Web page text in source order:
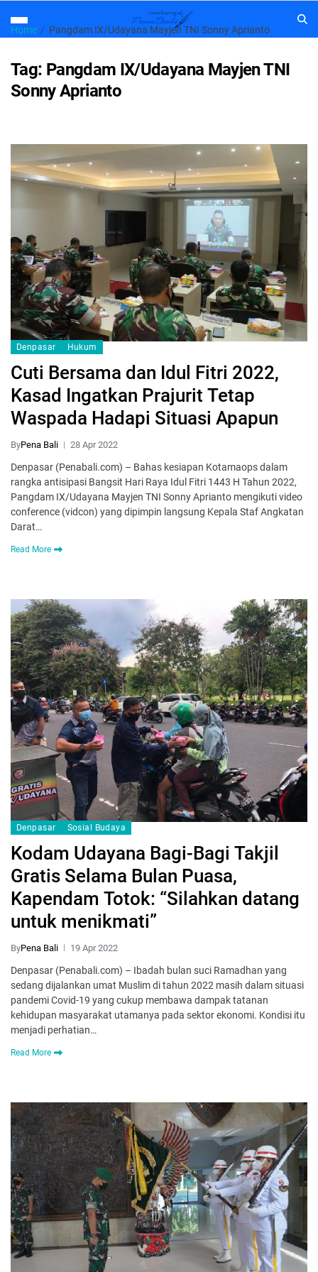
Home Pangdam IX/Udayana Mayjen TNI Sonny Aprianto
Tag: Pangdam IX/Udayana Mayjen TNI
Sonny Aprianto
Denpasar Hukum
Cuti Bersama dan Idul Fitri 2022,
Kasad Ingatkan Prajurit Tetap
Waspada Hadapi Situasi Apapun
ByPena Bali 28 Apr 2022
Denpasar (Penabali.com) – Bahas kesiapan Kotamaops dalam
rangka antisipasi Bangsit Hari Raya Idul Fitri 1443 H Tahun 2022,
Pangdam IX/Udayana Mayjen TNI Sonny Aprianto mengikuti video
conference (vidcon) yang dipimpin langsung Kepala Staf Angkatan
Darat…
Read More
Denpasar Sosial Budaya
Kodam Udayana Bagi-Bagi Takjil
Gratis Selama Bulan Puasa,
Kapendam Totok: “Silahkan datang
untuk menikmati”
ByPena Bali 19 Apr 2022
Denpasar (Penabali.com) – Ibadah bulan suci Ramadhan yang
sedang dijalankan umat Muslim di tahun 2022 masih dalam situasi
pandemi Covid-19 yang cukup membawa dampak tatanan
kehidupan masyarakat utamanya pada sektor ekonomi. Kondisi itu
menjadi perhatian…
Read More